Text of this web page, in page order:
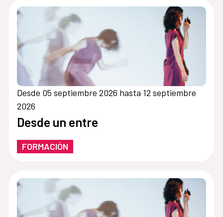
Desde 05 septiembre 2026 hasta 12 septiembre
2026
Desde un entre
FORMACIÓN